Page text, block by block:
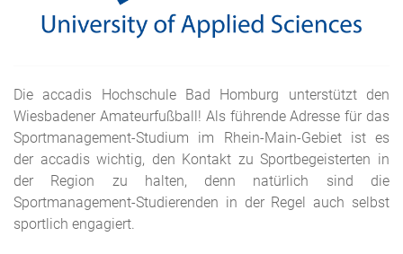
Die accadis Hochschule Bad Homburg unterstützt den
Wiesbadener Amateurfußball! Als führende Adresse für das
Sportmanagement-Studium im Rhein-Main-Gebiet ist es
der accadis wichtig, den Kontakt zu Sportbegeisterten in
der Region zu halten, denn natürlich sind die
Sportmanagement-Studierenden in der Regel auch selbst
sportlich engagiert.